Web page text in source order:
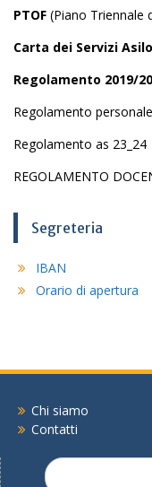
PTOF (Piano Triennale
Carta dei Servizi
Regolamento 2019/
Regolamento
Regolamento as 23_24
REGOLAMENTO
Segreteria
IBAN
Orario di apertura
Chi siamo
Contatti
Search